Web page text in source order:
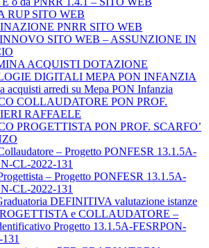
RUP SITO WEB
PNRR SITO WEB
SITO WEB – ASSUNZIONE IN
ACQUISTI DOTAZIONE
DIGITALI MEPA PON INFANZIA
acquisti arredi su Mepa PON Infanzia
COLLAUDATORE PON PROF.
RAFFAELE
PROGETTISTA PON PROF. SCARFO’
– Progetto PONFESR 13.1.5A-
CL-2022-131
– Progetto PONFESR 13.1.5A-
CL-2022-131
DEFINITIVA valutazione istanze
e COLLAUDATORE –
Progetto 13.1.5A-FESRPON-